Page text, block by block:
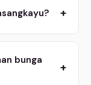
+
bunga
+